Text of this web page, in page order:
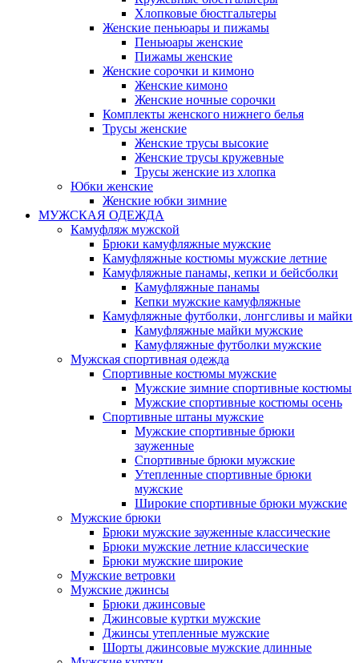
Хлопковые бюстгальтеры
Женские пеньюары и пижамы
Пеньюары женские
Пижамы женские
Женские сорочки и кимоно
Женские кимоно
Женские ночные сорочки
Комплекты женского нижнего белья
Трусы женские
Женские трусы высокие
Женские трусы кружевные
Трусы женские из хлопка
Юбки женские
Женские юбки зимние
МУЖСКАЯ ОДЕЖДА
Камуфляж мужской
Брюки камуфляжные мужские
Камуфляжные костюмы мужские летние
Камуфляжные панамы, кепки и бейсболки
Камуфляжные панамы
Кепки мужские камуфляжные
Камуфляжные футболки, лонгсливы и майки
Камуфляжные майки мужские
Камуфляжные футболки мужские
Мужская спортивная одежда
Спортивные костюмы мужские
Мужские зимние спортивные костюмы
Мужские спортивные костюмы осень
Спортивные штаны мужские
Мужские спортивные брюки
зауженные
Спортивные брюки мужские
Утепленные спортивные брюки
мужские
Широкие спортивные брюки мужские
Мужские брюки
Брюки мужские зауженные классические
Брюки мужские летние классические
Брюки мужские широкие
Мужские ветровки
Мужские джинсы
Брюки джинсовые
Джинсовые куртки мужские
Джинсы утепленные мужские
Шорты джинсовые мужские длинные